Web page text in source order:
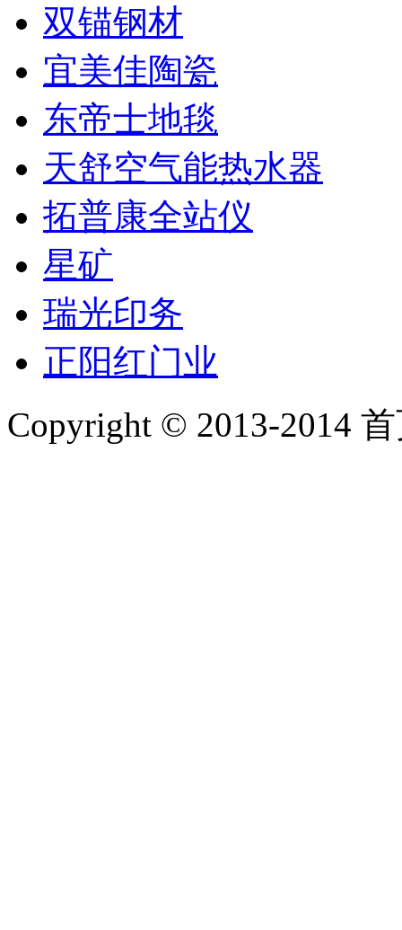
双锚钢材
宜美佳陶瓷
东帝士地毯
天舒空气能热水器
拓普康全站仪
星矿
瑞光印务
正阳红门业
Copyright © 2013-2014